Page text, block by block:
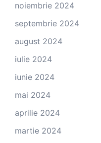
noiembrie 2024
septembrie 2024
august 2024
iulie 2024
iunie 2024
mai 2024
aprilie 2024
martie 2024